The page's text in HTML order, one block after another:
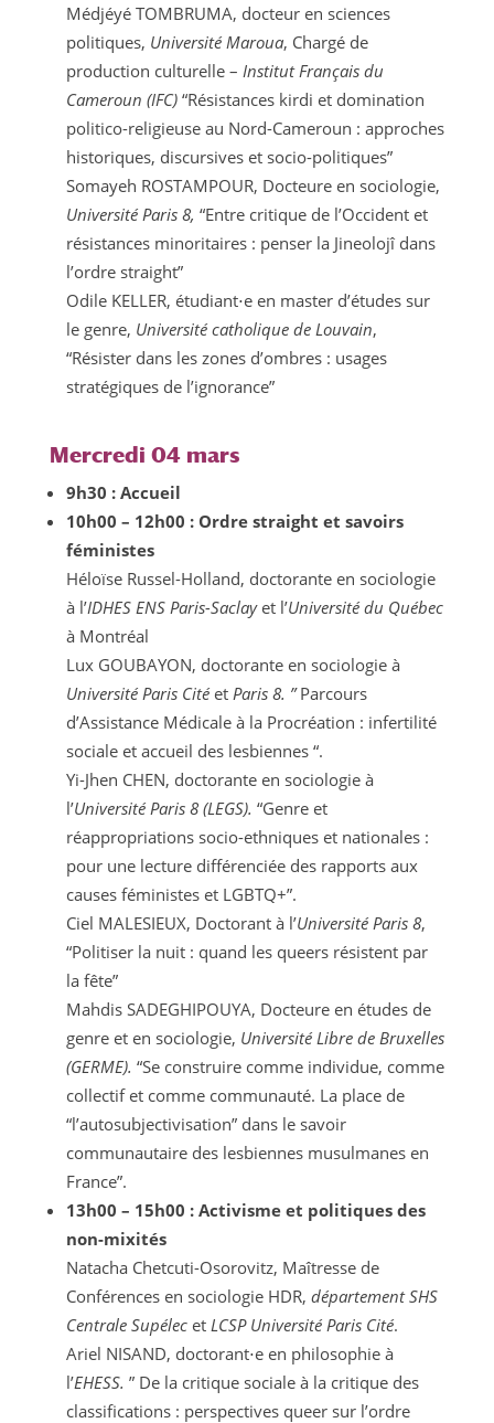
Médjéyé TOMBRUMA, docteur en sciences
politiques, Université Maroua, Chargé de
production culturelle – Institut Français du
Cameroun (IFC)“Résistances kirdi et domination
politico-religieuse au Nord-Cameroun : approches
historiques, discursives et socio-politiques”
Somayeh ROSTAMPOUR, Docteure en sociologie,
Université Paris 8, “Entre critique de l’Occident et
résistances minoritaires : penser la Jineolojî dans
l’ordre straight”
Odile KELLER, étudiant⋅e en master d’études sur
le genre, Université catholique de Louvain,
“Résister dans les zones d’ombres : usages
stratégiques de l’ignorance”
Mercredi 04 mars
9h30 : Accueil
10h00 – 12h00 : Ordre straight et savoirs
féministes
Héloïse Russel-Holland, doctorante en sociologie
à l’IDHES ENS Paris-Saclayet l’Université du Québec
à Montréal
Lux GOUBAYON, doctorante en sociologie à
Université Paris Citéet Paris 8. ”Parcours
d’Assistance Médicale à la Procréation : infertilité
sociale et accueil des lesbiennes “.
Yi-Jhen CHEN, doctorante en sociologie à
l’Université Paris 8 (LEGS). “Genre et
réappropriations socio-ethniques et nationales :
pour une lecture différenciée des rapports aux
causes féministes et LGBTQ+”.
Ciel MALESIEUX, Doctorant à l’Université Paris 8,
“Politiser la nuit : quand les queers résistent par
la fête”
Mahdis SADEGHIPOUYA, Docteure en études de
genre et en sociologie, Université Libre de Bruxelles
(GERME). “Se construire comme individue, comme
collectif et comme communauté. La place de
“l’autosubjectivisation” dans le savoir
communautaire des lesbiennes musulmanes en
France”.
13h00 – 15h00 : Activisme et politiques des
non-mixités
Natacha Chetcuti-Osorovitz, Maîtresse de
Conférences en sociologie HDR, département SHS
Centrale Supélecet LCSP Université Paris Cité.
Ariel NISAND, doctorant⋅e en philosophie à
l’EHESS. ” De la critique sociale à la critique des
classifications : perspectives queer sur l’ordre